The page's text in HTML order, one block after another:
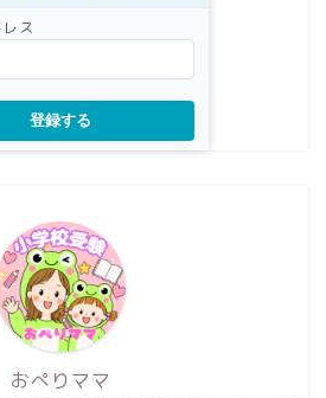
ス
登録する
おぺりママ